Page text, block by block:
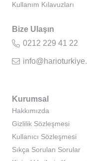
Kullanım Kılavuzları
Bize Ulaşın
0212 229 41 22
Kurumsal
Hakkımızda
Gizlilik Sözleşmesi
Kullanıcı Sözleşmesi
Sıkça Sorulan Sorular